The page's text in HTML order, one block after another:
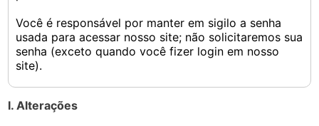
Você é responsável por manter em sigilo a senha
usada para acessar nosso site; não solicitaremos sua
senha (exceto quando você fizer login em nosso
site).
I. Alterações